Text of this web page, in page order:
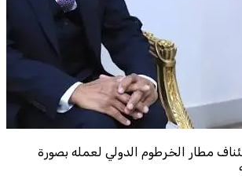
مطار الخرطوم الدولي لعمله بصورة